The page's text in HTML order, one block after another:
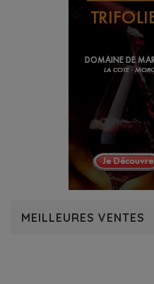
MEILLEURES VENTES